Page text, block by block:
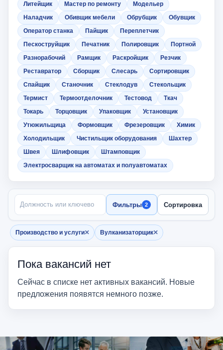
Литейщик
Мастер по ремонту
Модельер
Наладчик
Обивщик мебели Обрубщик
Обувщик
Оператор станка
Пайщик
Переплетчик
Пескоструйщик
Печатник Полировщик
Портной
Разнорабочий
Рамщик Раскройщик
Резчик
Реставратор
Сборщик Слесарь
Сортировщик
Спайщик
Станочник Стеклодув
Стекольщик
Термист
Термоотделочник Тестовод
Ткач
Токарь
Торцовщик Упаковщик
Установщик
Утюжильщица
Формовщик Фрезеровщик
Химик
Холодильщик
Чистильщик оборудования
Шахтер
Швея
Шлифовщик
Штамповщик
Электросварщик на автоматах и полуавтоматах
ПОИСК ПО НАЗВАНИЮ
Фильтры 2 Сортировка
Производство и услуги×
Убрать фильтр
Вулканизаторщик×
Убрать фильтр
Пока вакансий нет
Сейчас в списке нет активных вакансий. Новые
предложения появятся немного позже.